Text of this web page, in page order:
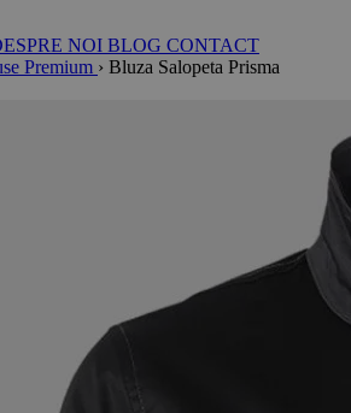
NOI BLOG CONTACT
Premium › Bluza Salopeta Prisma